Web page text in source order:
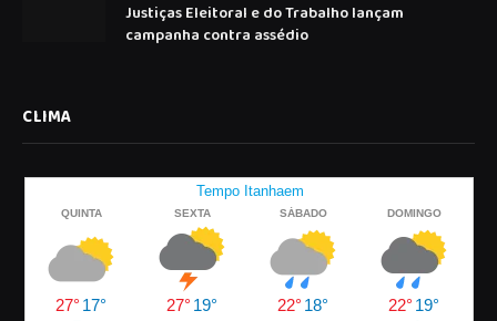
Justiças Eleitoral e do Trabalho lançam
campanha contra assédio
CLIMA